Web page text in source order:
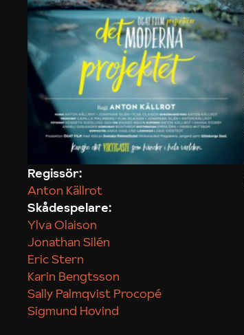
Regissör:
Anton Källrot
Skådespelare:
Ylva Olaison
Jonathan Silén
Eric Stern
Karin Bengtsson
Sally Palmqvist Procopé
Sigmund Hovind